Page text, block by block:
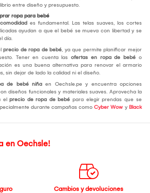
entre diseño y presupuesto.
ropa para bebé
comodidad es fundamental. Las telas suaves, los cortes
ayudan a que el bebé se mueva con libertad y se
día.
precio de ropa de bebé, ya que permite planificar mejor
Tener en cuenta las ofertas en ropa de bebé o
es una buena alternativa para renovar el armario
sin dejar de lado la calidad ni el diseño.
de bebé niña en Oechsle.pe y encuentra opciones
diseños funcionales y materiales suaves. Aprovecha la
el precio de ropa de bebé para elegir prendas que se
durante campañas como Cyber Wow y Black
en Oechsle!
Cambios y devoluciones